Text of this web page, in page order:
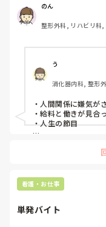
私はどちらかといえ
でもPNSでやれとい
新人を指導しながら
いと思いますか？
のん
整形外科, リハビリ科
う
消化器内科, 整形
・人間関係に嫌気が
・給料と働きが見合
・人生の節目
看護・お仕事
単発バイト